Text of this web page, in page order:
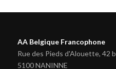
AA Belgique Francophone
Rue des Pieds d'Alouette, 42 b
5100 NANINNE